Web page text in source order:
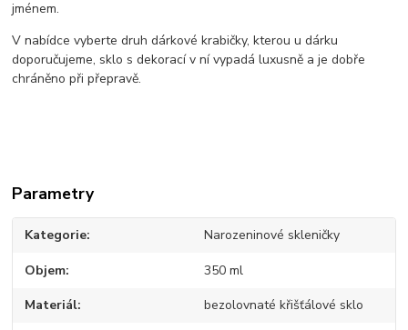
jménem.
V nabídce vyberte druh dárkové krabičky, kterou u dárku
doporučujeme, sklo s dekorací v ní vypadá luxusně a je dobře
chráněno při přepravě.
Parametry
Kategorie Narozeninové skleničky
Objem 350 ml
Materiál bezolovnaté křišťálové sklo